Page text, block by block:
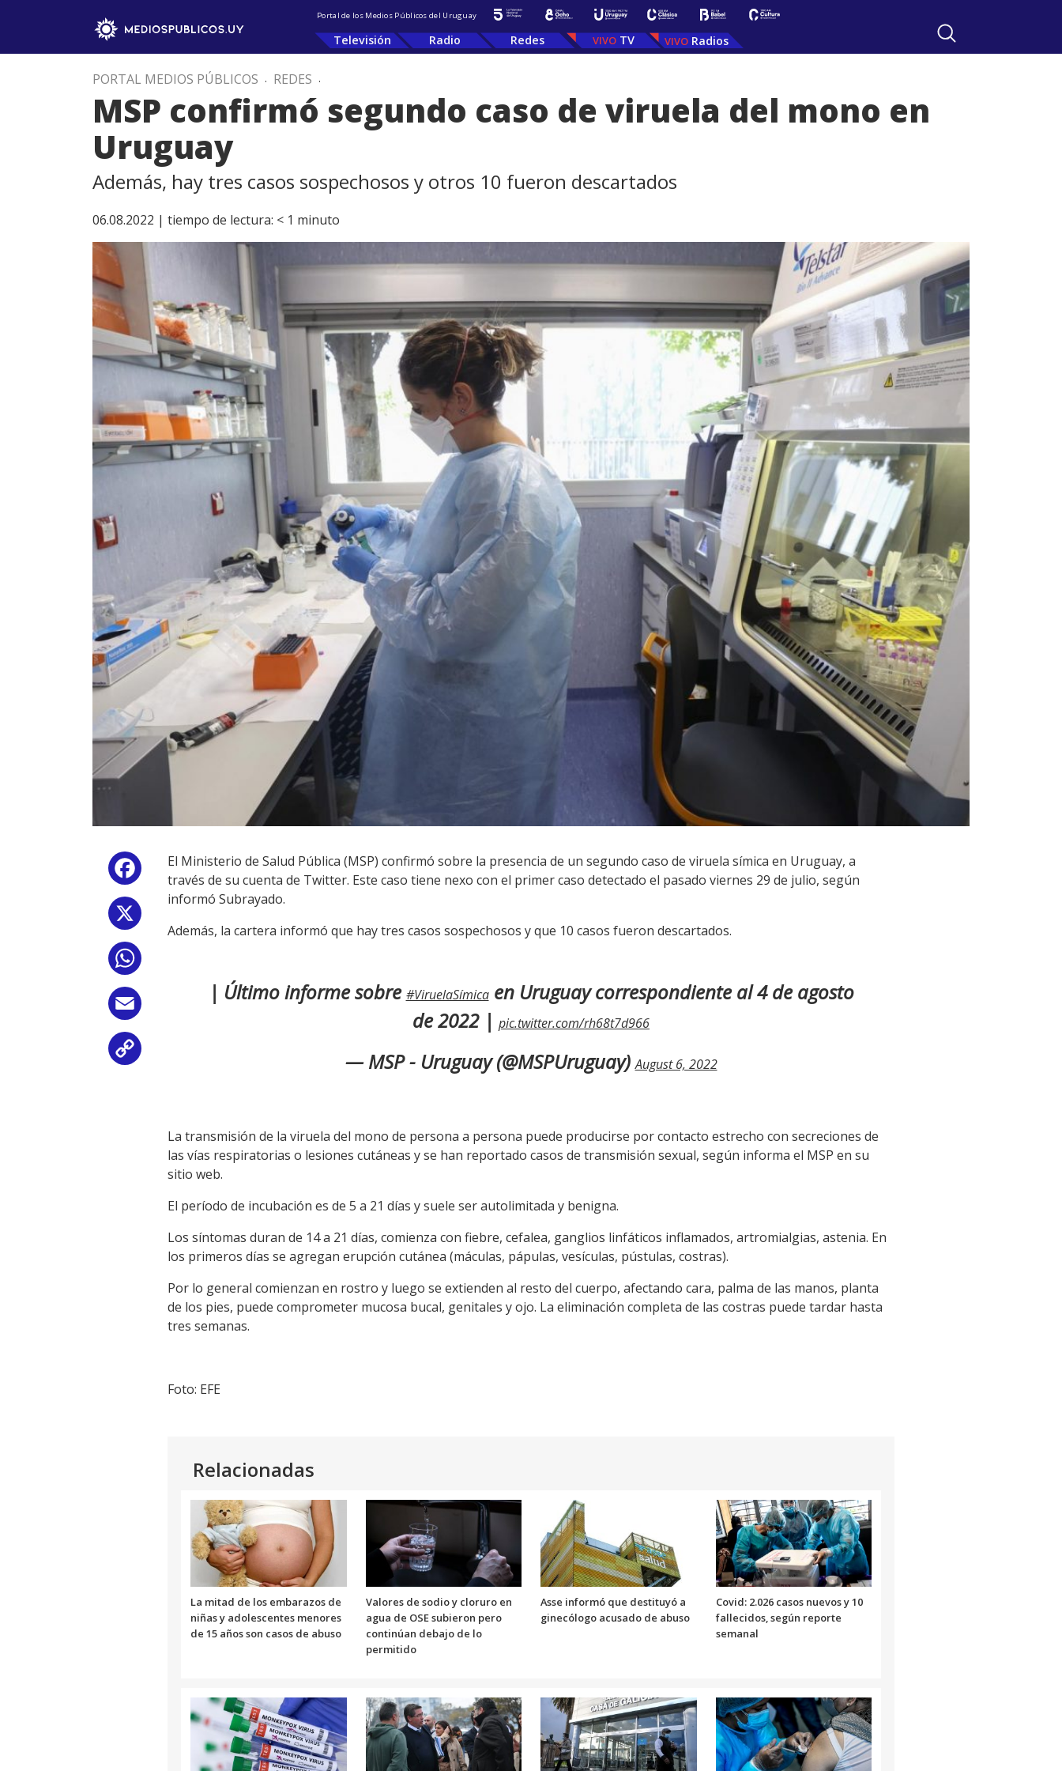
Portal de los Medios Públicos del Uruguay
Televisión Radio Redes TV Radios
PORTAL MEDIOS PÚBLICOS . REDES .
MSP confirmó segundo caso de viruela del mono en
Uruguay
Además, hay tres casos sospechosos y otros 10 fueron descartados
06.08.2022 | tiempo de lectura: < 1 minuto
Facebook
El Ministerio de Salud Pública (MSP) confirmó sobre la presencia de un segundo caso de viruela símica en Uruguay, a
través de su cuenta de Twitter. Este caso tiene nexo con el primer caso detectado el pasado viernes 29 de julio, según
informó Subrayado.
Además, la cartera informó que hay tres casos sospechosos y que 10 casos fueron descartados.
| Último informe sobre #ViruelaSímicaen Uruguay correspondiente al 4 de agosto
de 2022 | pic.twitter.com/rh68t7d966
— MSP - Uruguay (@MSPUruguay)August 6, 2022
La transmisión de la viruela del mono de persona a persona puede producirse por contacto estrecho con secreciones de
las vías respiratorias o lesiones cutáneas y se han reportado casos de transmisión sexual, según informa el MSP en su
sitio web.
El período de incubación es de 5 a 21 días y suele ser autolimitada y benigna.
Los síntomas duran de 14 a 21 días, comienza con fiebre, cefalea, ganglios linfáticos inflamados, artromialgias, astenia. En
los primeros días se agregan erupción cutánea (máculas, pápulas, vesículas, pústulas, costras).
Por lo general comienzan en rostro y luego se extienden al resto del cuerpo, afectando cara, palma de las manos, planta
de los pies, puede comprometer mucosa bucal, genitales y ojo. La eliminación completa de las costras puede tardar hasta
tres semanas.
Foto: EFE
Relacionadas
La mitad de los embarazos de
niñas y adolescentes menores
de 15 años son casos de abuso
Valores de sodio y cloruro en
agua de OSE subieron pero
continúan debajo de lo
permitido
Asse informó que destituyó a
ginecólogo acusado de abuso
Covid: 2.026 casos nuevos y 10
fallecidos, según reporte
semanal